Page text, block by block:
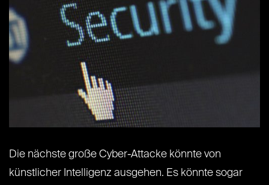
Die nächste große Cyber-Attacke könnte von
künstlicher Intelligenz ausgehen. Es könnte sogar